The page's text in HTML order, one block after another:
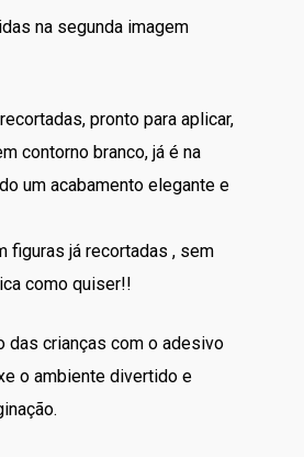
atual
é:
na segunda imagem
pronto para aplicar,
contorno branco, já é na
um acabamento elegante e
figuras já recortadas , sem
como quiser!!
das crianças com o adesivo
o ambiente divertido e